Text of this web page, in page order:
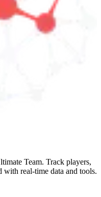
Team. Track players,
with real-time data and tools.